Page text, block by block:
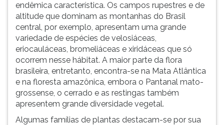
endêmica característica. Os campos rupestres e de
altitude que dominam as montanhas do Brasil
central, por exemplo, apresentam uma grande
variedade de espécies de velosiáceas,
eriocauláceas, bromeliáceas e xiridáceas que só
ocorrem nesse hábitat. A maior parte da flora
brasileira, entretanto, encontra-se na Mata Atlântica
e na floresta amazônica, embora o Pantanal mato-
grossense, o cerrado e as restingas também
apresentem grande diversidade vegetal.
Algumas famílias de plantas destacam-se por sua